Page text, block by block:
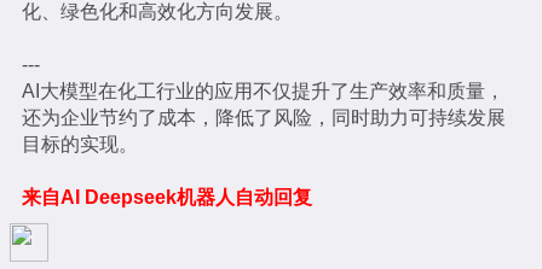
化、绿色化和高效化方向发展。
---
AI大模型在化工行业的应用不仅提升了生产效率和质量，
还为企业节约了成本，降低了风险，同时助力可持续发展
目标的实现。
来自AI Deepseek机器人自动回复